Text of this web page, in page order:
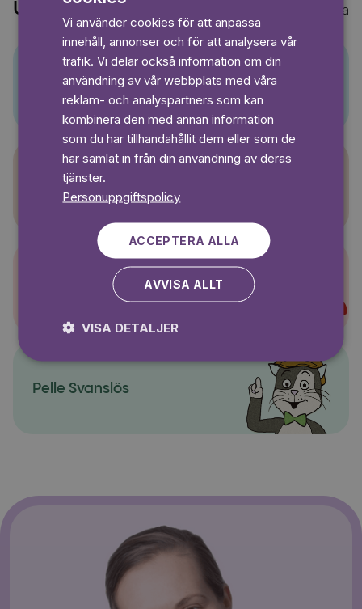
Upptäck också Visa alla
Sagasagor
Super-Charlie
Pelle Svanslös
Vi använder cookies för att anpassa
innehåll, annonser och för att analysera vår
trafik. Vi delar också information om din
användning av vår webbplats med våra
reklam- och analyspartners som kan
kombinera den med annan information
som du har tillhandahållit dem eller som de
har samlat in från din användning av deras
tjänster.
Personuppgiftspolicy
ACCEPTERA ALLA
AVVISA ALLT
VISA DETALJER